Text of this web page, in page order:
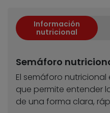
Información
nutricional
Semáforo
El semáforo
que permite entender
de una forma clara,